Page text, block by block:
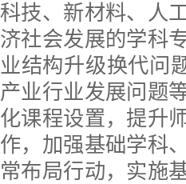
科技、新材料、人
济社会发展的学科
业结构升级换代问
产业行业发展问题
化课程设置，提升
作，加强基础学科
常布局行动，实施